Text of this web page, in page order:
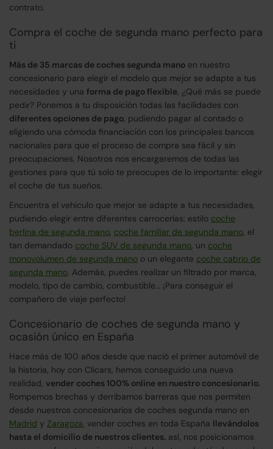
contrato.
Compra el coche de segunda mano perfecto para
ti
Más de 35 marcas de coches segunda mano en nuestro
concesionario para elegir el modelo que mejor se adapte a tus
necesidades y una forma de pago flexible, ¿Qué más se puede
pedir? Ponemos a tu disposición todas las facilidades con
diferentes opciones de pago, pudiendo pagar al contado o
eligiendo una cómoda financiación con los principales bancos
nacionales para que el proceso de compra sea fácil y sin
preocupaciones. Nosotros nos encargaremos de todas las
gestiones para que tú solo te preocupes de lo importante: elegir
el coche de tus sueños.
Encuentra el vehículo que mejor se adapte a tus necesidades,
pudiendo elegir entre diferentes carrocerías: estilo coche
berlina de segunda mano, coche familiar de segunda mano, el
tan demandado coche SUV de segunda mano, un coche
monovolumen de segunda mano o un elegante coche cabrio de
segunda mano. Además, puedes realizar un filtrado por marca,
modelo, tipo de cambio, combustible… ¡Para conseguir el
compañero de viaje perfecto!
Concesionario de coches de segunda mano y
ocasión único en España
Hace más de 100 años desde que nació el primer automóvil de
la historia, hoy con Clicars, hemos conseguido una nueva
realidad, vender coches 100% online en nuestro concesionario.
Rompemos brechas y derribamos barreras que nos permiten
desde nuestros concesionarios de coches segunda mano en
Madrid y Zaragoza, vender coches en toda España llevándolos
hasta el domicilio de nuestros clientes. así, nos posicionamos